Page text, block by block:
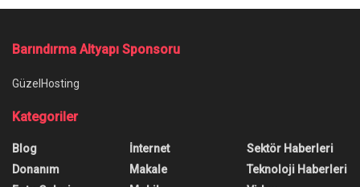
ChatGPT Codex Nedir? Ne İşe
Yarar?